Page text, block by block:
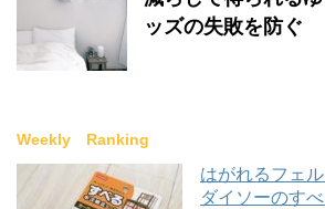
ッズの失敗を防ぐ
Weekly Ranking
はがれるフェ
ダイソーのす